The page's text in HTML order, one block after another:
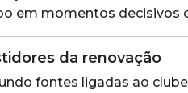
em momentos decisivos
da renovação
fontes ligadas ao